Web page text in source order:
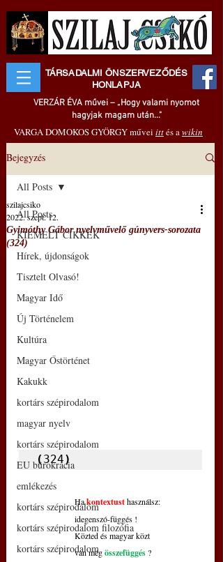
TÁRSADALMI ÖNSZERVEZŐDÉS
HONLAPJA
VERZÁR ÉVA művei – „Hogy valami nyomot
hagyjak magam után..."
VARGA DOMOKOS GYÖRGY művei ittés awikin
Bejegyzés
All Posts
KIEMELT CIKKEK
Hírek, újdonságok
Tisztelt Olvasó!
Magyar Idő
Új Történelem
Kultúra
Magyar Őstörténet
Kakukk
kortárs szépirodalom
magyar nyelv
kortárs szépirodalom
EU bürokrácia
emlékezés
kortárs szépirodalom
kortárs szépirodalom filozófia
kortárs szépirodalom
All Posts
Gyimóthy Gábor nyelvművelő gúnyvers-sorozata
(324)
szilajcsiko
2022. szept. 12.
(324)
Hakontextust használsz:
idegenszó-függés !
Közted és magyar közt
van még összefüggés ?